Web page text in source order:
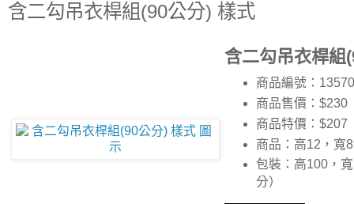
含二勾吊衣桿組(90公分) 樣式
含二勾吊衣桿組
商品編號：
商品售價：$230
商品特價： $207
商品：高12，寬
包裝：高100，
分）